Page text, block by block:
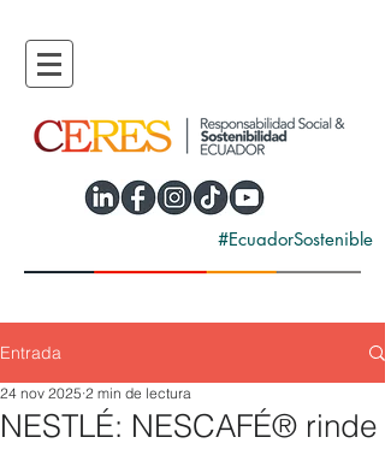
#EcuadorSostenible
Entrada
NESTLÉ: NESCAFÉ® rinde
24 nov 2025 2 min de lectura